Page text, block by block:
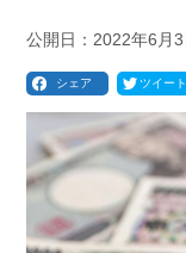
公開日： 2022年6月3
シェア ツイート